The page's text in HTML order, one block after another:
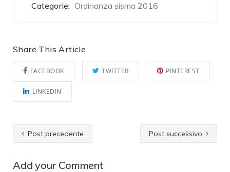
Categorie: Ordinanza sisma 2016
Share This Article
FACEBOOK TWITTER PINTEREST
LINKEDIN
Post precedente Post successivo
Add your Comment